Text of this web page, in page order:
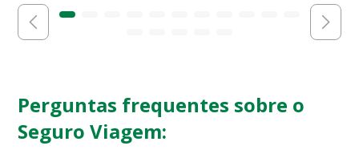
Perguntas frequentes sobre o
Seguro Viagem: